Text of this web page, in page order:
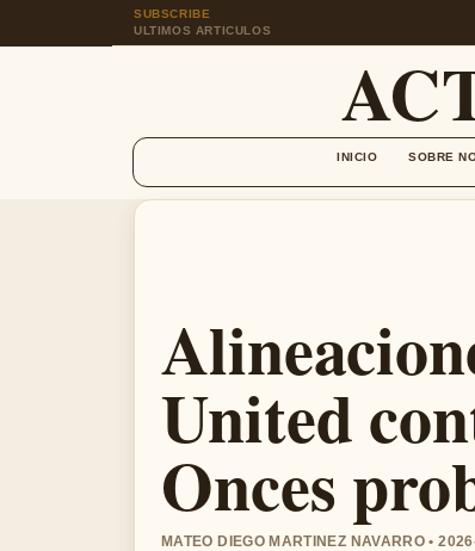
SUBSCRIBE
ULTIMOS ARTICULOS
INICIO SOBRE
United
Onces
MATEO DIEGO MARTINEZ NAVARRO •